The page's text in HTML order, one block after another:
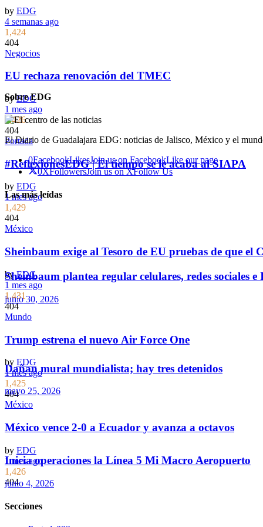
by EDG
4 semanas ago
1,424
404
Negocios
EU rechaza renovación del TMEC
byEDG
1 mes ago
1,426
404
Portada
#ReflexionesEDG | El tiempo se le acaba al SIAPA
by EDG
1 mes ago
1,429
404
México
Sheinbaum exige al Tesoro de EU pruebas de que el
byEDG
1 mes ago
1,431
404
Mundo
Trump estrena el nuevo Air Force One
by EDG
1 mes ago
1,425
404
México
México vence 2-0 a Ecuador y avanza a octavos
by EDG
1 mes ago
1,426
404
Sobre EDG
El Diario de Guadalajara EDG: noticias de Jalisco, México y el
0FacebookLikesJoin us on FacebookLike our page
0XFollowersJoin us on XFollow Us
Las más leídas
Sheinbaum plantea regular celulares, redes sociales
junio 30, 2026
Dañan mural mundialista; hay tres detenidos
mayo 25, 2026
Inicia operaciones la Línea 5 Mi Macro Aeropuerto
junio 4, 2026
Secciones